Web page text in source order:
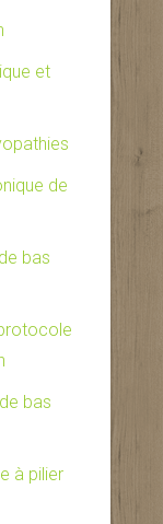
et
de
bas
bas
à pilier